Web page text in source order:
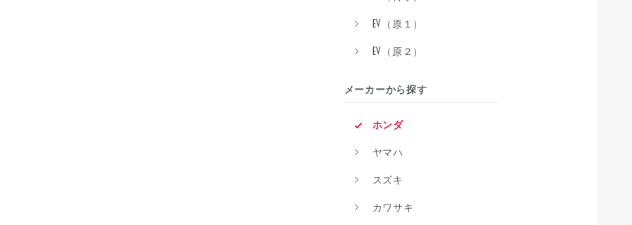
EV（原１）
EV（原２）
メーカーから探す
ホンダ
ヤマハ
スズキ
カワサキ